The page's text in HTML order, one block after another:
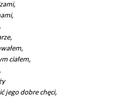
ciałem,
jego dobre chęci,